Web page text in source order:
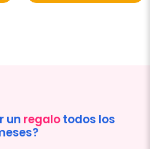
un regalotodos los